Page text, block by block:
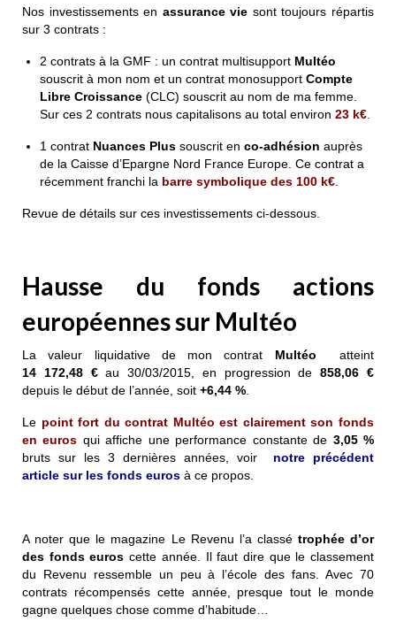
Nos investissements en assurance vie sont toujours répartis
sur 3 contrats :
2 contrats à la GMF : un contrat multisupport Multéo
souscrit à mon nom et un contrat monosupport Compte
Libre Croissance (CLC) souscrit au nom de ma femme.
Sur ces 2 contrats nous capitalisons au total environ 23 k€
1 contrat Nuances Plus souscrit en co-adhésion auprès
de la Caisse d’Epargne Nord France Europe. Ce contrat a
récemment franchi la barre symbolique des 100 k€
Revue de détails sur ces investissements ci-dessous.
Hausse du fonds actions
européennes sur Multéo
La valeur liquidative de mon contrat Multéo atteint
14 172,48 €au 30/03/2015, en progression de858,06 €
depuis le début de l’année, soit +6,44 %
Le point fort du contrat Multéo est clairement son fonds
en euros qui affiche une performance constante de 3,05 %
bruts sur les 3 dernières années, voir
notre précédent
article sur les fonds euros à ce propos.
A noter que le magazine Le Revenu l’a classé trophée d’or
des fonds euros cette année. Il faut dire que le classement
du Revenu ressemble un peu à l’école des fans. Avec 70
contrats récompensés cette année, presque tout le monde
gagne quelques chose comme d’habitude…